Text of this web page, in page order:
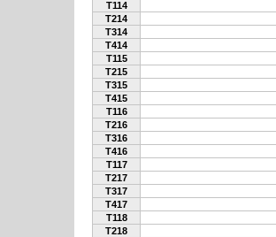
T114
T214
T314
T414
T115
T215
T315
T415
T116
T216
T316
T416
T117
T217
T317
T417
T118
T218